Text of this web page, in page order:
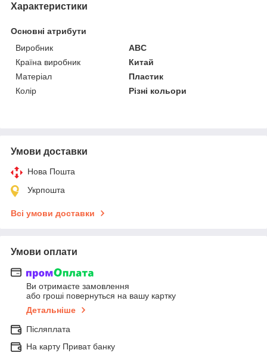
Характеристики
Основні атрибути
Виробник
ABC
Країна виробник
Китай
Матеріал
Пластик
Колір
Різні кольори
Умови доставки
Нова Пошта
Укрпошта
Всі умови доставки
Умови оплати
Ви отримаєте замовлення
або гроші повернуться на вашу картку
Детальніше
Післяплата
На карту Приват банку